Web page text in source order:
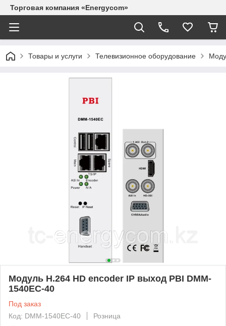
Торговая компания «Energycom»
Товары и услуги Телевизионное оборудование
Модуль H.264 HD encoder IP выход PBI DMM-
1540EC-40
Под заказ
Код: DMM-1540EC-40
Розница